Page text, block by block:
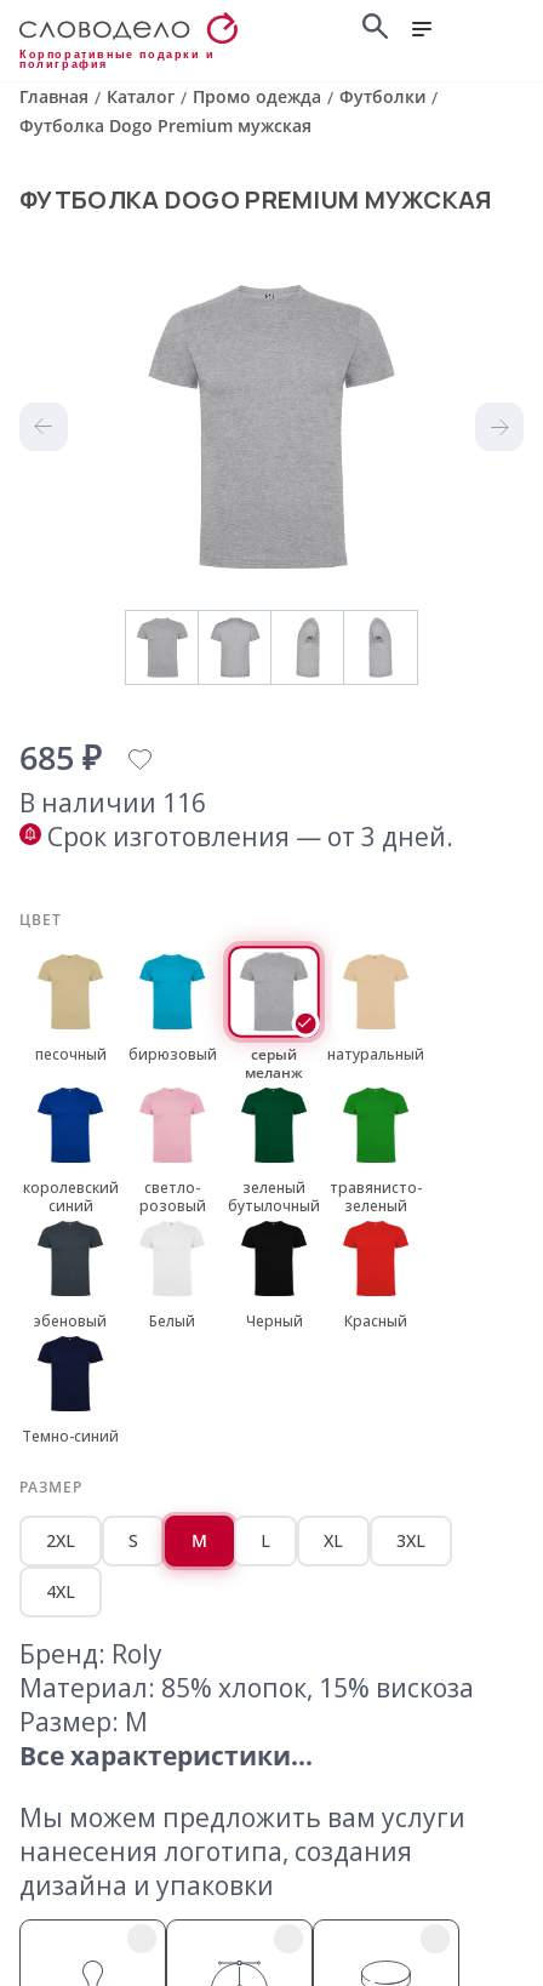
Корпоративные подарки и
полиграфия
Главная / Каталог / Промо одежда / Футболки /
Футболка Dogo Premium мужская
ФУТБОЛКА DOGO PREMIUM МУЖСКАЯ
685 ₽
В наличии 116
Срок изготовления — от 3 дней.
ЦВЕТ
песочный бирюзовый
серый
меланж
натуральный
королевский
синий
светло-
розовый
зеленый
бутылочный
травянисто-
зеленый
эбеновый Белый Черный Красный
Темно-синий
РАЗМЕР
2XL S M L XL 3XL
4XL
Бренд: Roly
Материал: 85% хлопок, 15% вискоза
Размер: M
Все характеристики...
Мы можем предложить вам услуги
нанесения логотипа, создания
дизайна и упаковки